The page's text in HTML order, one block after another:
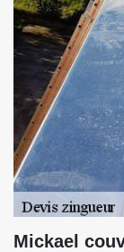
Mickael